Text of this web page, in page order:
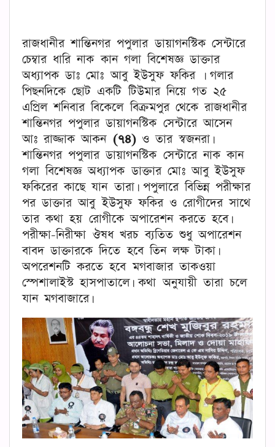
রাজধানীর শান্তিনগর পপুলার ডায়াগনস্টিক সেন্টারে
চেম্বার ধারি নাক কান গলা বিশেষজ্ঞ ডাক্তার
অধ্যাপক ডাঃ মোঃ আবু ইউসুফ ফকির । গলার
পিছনদিকে ছোট একটি টিউমার নিয়ে গত ২৫
এপ্রিল শনিবার বিকেলে বিক্রমপুর থেকে রাজধানীর
শান্তিনগর পপুলার ডায়াগনস্টিক সেন্টারে আসেন
আঃ রাজ্জাক আকন (৭৪)ও তার স্বজনরা।
শান্তিনগর পপুলার ডায়াগনস্টিক সেন্টারে নাক কান
গলা বিশেষজ্ঞ অধ্যাপক ডাক্তার মোঃ আবু ইউসুফ
ফকিরের কাছে যান তারা। পপুলারে বিভিন্ন পরীক্ষার
পর ডাক্তার আবু ইউসুফ ফকির ও রোগীদের সাথে
তার কথা হয় রোগীকে অপারেশন করতে হবে।
পরীক্ষা-নিরীক্ষা ঔষধ খরচ ব্যতিত শুধু অপারেশন
বাবদ ডাক্তারকে দিতে হবে তিন লক্ষ টাকা।
অপরেশনটি করতে হবে মগবাজার তাকওয়া
স্পেশালাইস্ট হাসপাতালে। কথা অনুযায়ী তারা চলে
যান মগবাজারে।